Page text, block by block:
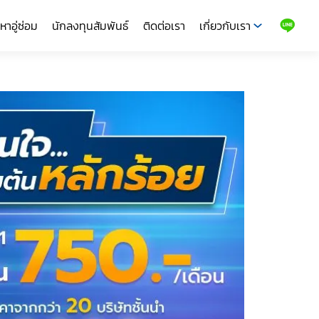
าอู่ซ่อม นักลงทุนสัมพันธ์ ติดต่อเรา
เกี่ยวกับเรา